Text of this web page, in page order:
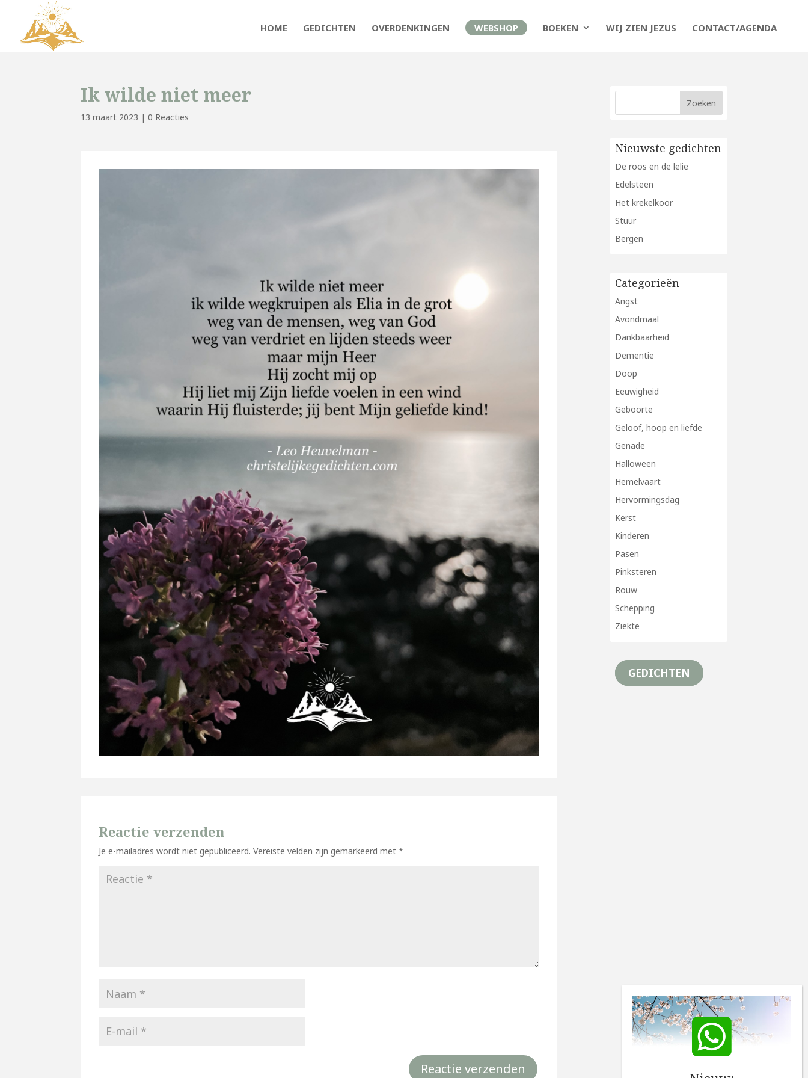
HOME GEDICHTEN OVERDENKINGEN WEBSHOP BOEKEN WIJ ZIEN JEZUS CONTACT/AGENDA
Ik wilde niet meer
13 maart 2023 |0 Reacties
Reactie verzenden
Je e-mailadres wordt niet gepubliceerd. Vereiste velden zijn gemarkeerd met*
Nieuwste gedichten
De roos en de lelie
Edelsteen
Het krekelkoor
Stuur
Bergen
Categorieën
Angst
Avondmaal
Dankbaarheid
Dementie
Doop
Eeuwigheid
Geboorte
Geloof, hoop en liefde
Genade
Halloween
Hemelvaart
Hervormingsdag
Kerst
Kinderen
Pasen
Pinksteren
Rouw
Schepping
Ziekte
GEDICHTEN